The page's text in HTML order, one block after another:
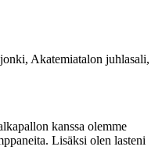
Akatemiatalon juhlasali,
kanssa olemme
Lisäksi olen lasteni